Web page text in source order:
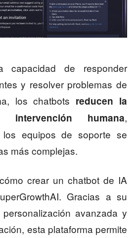
capacidad de responder
y resolver problemas de
los chatbots reducen la
intervención humana,
los equipos de soporte se
más complejas.
crear un chatbot de IA
Gracias a su
avanzada y
esta plataforma permite